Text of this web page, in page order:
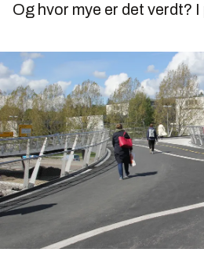
Og hvor mye er det verdt?